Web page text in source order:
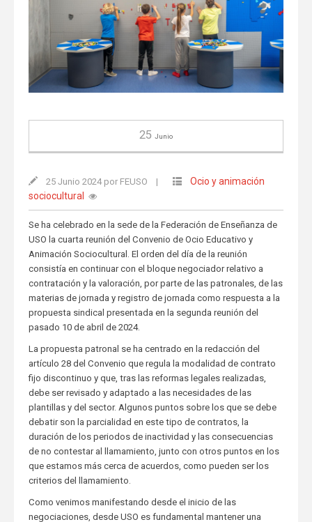
25 Junio
25 Junio 2024 por FEUSO |
Ocio y animación
sociocultural
Se ha celebrado en la sede de la Federación de Enseñanza de
USO la cuarta reunión del Convenio de Ocio Educativo y
Animación Sociocultural. El orden del día de la reunión
consistía en continuar con el bloque negociador relativo a
contratación y la valoración, por parte de las patronales, de las
materias de jornada y registro de jornada como respuesta a la
propuesta sindical presentada en la segunda reunión del
pasado 10 de abril de 2024.
La propuesta patronal se ha centrado en la redacción del
artículo 28 del Convenio que regula la modalidad de contrato
fijo discontinuo y que, tras las reformas legales realizadas,
debe ser revisado y adaptado a las necesidades de las
plantillas y del sector. Algunos puntos sobre los que se debe
debatir son la parcialidad en este tipo de contratos, la
duración de los periodos de inactividad y las consecuencias
de no contestar al llamamiento, junto con otros puntos en los
que estamos más cerca de acuerdos, como pueden ser los
criterios del llamamiento.
Como venimos manifestando desde el inicio de las
negociaciones, desde USO es fundamental mantener una